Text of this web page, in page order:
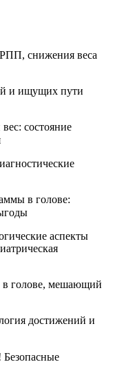
снижения веса
и ищущих пути
состояние
в голове:
аспекты
в голове, мешающий
достижений и